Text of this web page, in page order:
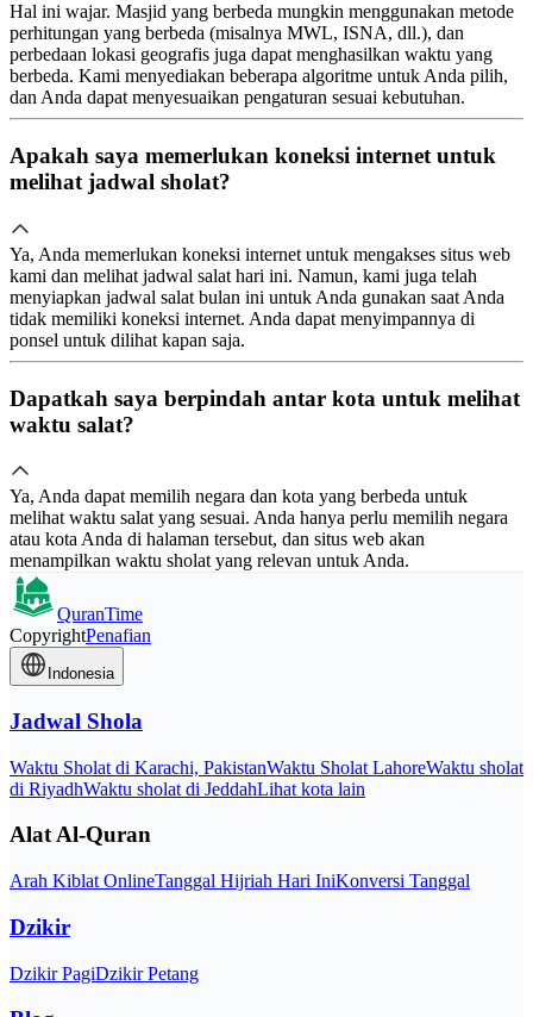
Hal ini wajar. Masjid yang berbeda mungkin menggunakan metode
perhitungan yang berbeda (misalnya MWL, ISNA, dll.), dan
perbedaan lokasi geografis juga dapat menghasilkan waktu yang
berbeda. Kami menyediakan beberapa algoritme untuk Anda pilih,
dan Anda dapat menyesuaikan pengaturan sesuai kebutuhan.
Apakah saya memerlukan koneksi internet untuk
melihat jadwal sholat?
Ya, Anda memerlukan koneksi internet untuk mengakses situs web
kami dan melihat jadwal salat hari ini. Namun, kami juga telah
menyiapkan jadwal salat bulan ini untuk Anda gunakan saat Anda
tidak memiliki koneksi internet. Anda dapat menyimpannya di
ponsel untuk dilihat kapan saja.
Dapatkah saya berpindah antar kota untuk melihat
waktu salat?
Ya, Anda dapat memilih negara dan kota yang berbeda untuk
melihat waktu salat yang sesuai. Anda hanya perlu memilih negara
atau kota Anda di halaman tersebut, dan situs web akan
menampilkan waktu sholat yang relevan untuk Anda.
QuranTime
CopyrightPenafian
Indonesia
Jadwal Shola
Waktu Sholat di Karachi, PakistanWaktu Sholat LahoreWaktu sholat
di RiyadhWaktu sholat di JeddahLihat kota lain
Alat Al-Quran
Arah Kiblat OnlineTanggal Hijriah Hari IniKonversi Tanggal
Dzikir
Dzikir PagiDzikir Petang